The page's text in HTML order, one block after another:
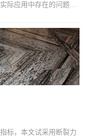
际应用中存在的问题。
提高施工项目目标管
度控制成本控制 一、引
少的重要组成部分，特
标，本文试采用断裂力